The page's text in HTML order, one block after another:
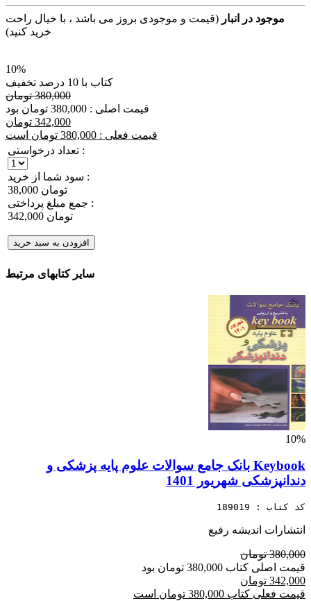
موجود در انبار (قیمت و موجودی بروز می باشد ، با خیال راحت
خرید کنید)
10%
کتاب با 10 درصد تخفیف
380,000 تومان
قیمت اصلی : 380,000 تومان بود
342,000 تومان
قیمت فعلی : 380,000 تومان است
تعداد درخواستی :
سود شما از خرید :
38,000 تومان
جمع مبلغ پرداختی :
342,000 تومان
افزودن به سبد خرید
سایر کتابهای مرتبط
10%
Keybook بانک جامع سوالات علوم پایه پزشکی و
دندانپزشکی شهریور 1401
کد کتاب : 189019
انتشارات اندیشه رفیع
380,000 تومان
قیمت اصلی کتاب 380,000 تومان بود
342,000 تومان
قیمت فعلی کتاب 380,000 تومان است